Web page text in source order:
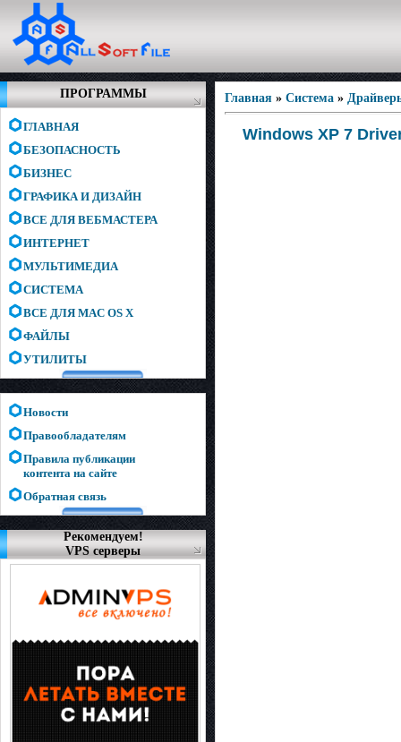
ПРОГРАММЫ
ГЛАВНАЯ
БЕЗОПАСНОСТЬ
БИЗНЕС
ГРАФИКА И ДИЗАЙН
ВСЕ ДЛЯ ВЕБМАСТЕРА
ИНТЕРНЕТ
МУЛЬТИМЕДИА
СИСТЕМА
ВСЕ ДЛЯ MAC OS X
ФАЙЛЫ
УТИЛИТЫ
Новости
Правообладателям
Правила публикации
контента на сайте
Обратная связь
Рекомендуем!
VPS серверы
Главная » Система »
Windows XP 7